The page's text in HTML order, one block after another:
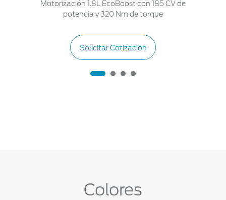
Motorización 1.8L EcoBoost con 185 CV de
potencia y 320 Nm de torque
Solicitar Cotización
Colores